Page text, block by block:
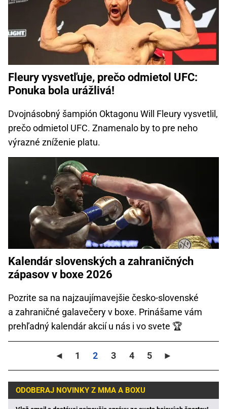
Fleury vysvetľuje, prečo odmietol UFC:
Ponuka bola urážlivá!
Dvojnásobný šampión Oktagonu Will Fleury vysvetlil,
prečo odmietol UFC. Znamenalo by to pre neho
výrazné zníženie platu.
Kalendár slovenských a zahraničných
zápasov v boxe 2026
Pozrite sa na najzaujímavejšie česko-slovenské
a zahraničné galavečery v boxe. Prinášame vám
prehľadný kalendár akcií u nás i vo svete 🏆
◄ 1 2 3 4 5 ►
ODOBERAJ NOVINKY Z MMA A BOXU